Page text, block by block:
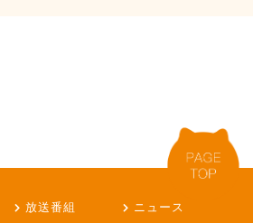
放送番組
ニュース